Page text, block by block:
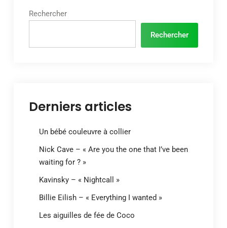
Rechercher
Rechercher
Derniers articles
Un bébé couleuvre à collier
Nick Cave – « Are you the one that I’ve been
waiting for ? »
Kavinsky – « Nightcall »
Billie Eilish – « Everything I wanted »
Les aiguilles de fée de Coco